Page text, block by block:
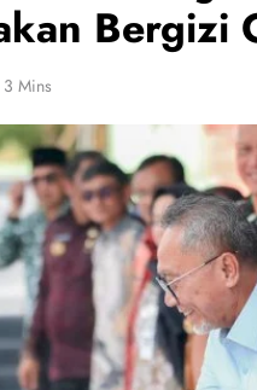
Bergizi
3 Mins